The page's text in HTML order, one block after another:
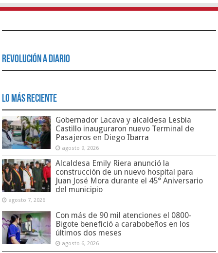
Revolución a Diario
Lo Más Reciente
Gobernador Lacava y alcaldesa Lesbia
Castillo inauguraron nuevo Terminal de
Pasajeros en Diego Ibarra
agosto 9, 2026
Alcaldesa Emily Riera anunció la
construcción de un nuevo hospital para
Juan José Mora durante el 45° Aniversario
del municipio
agosto 7, 2026
Con más de 90 mil atenciones el 0800-
Bigote benefició a carabobeños en los
últimos dos meses
agosto 6, 2026